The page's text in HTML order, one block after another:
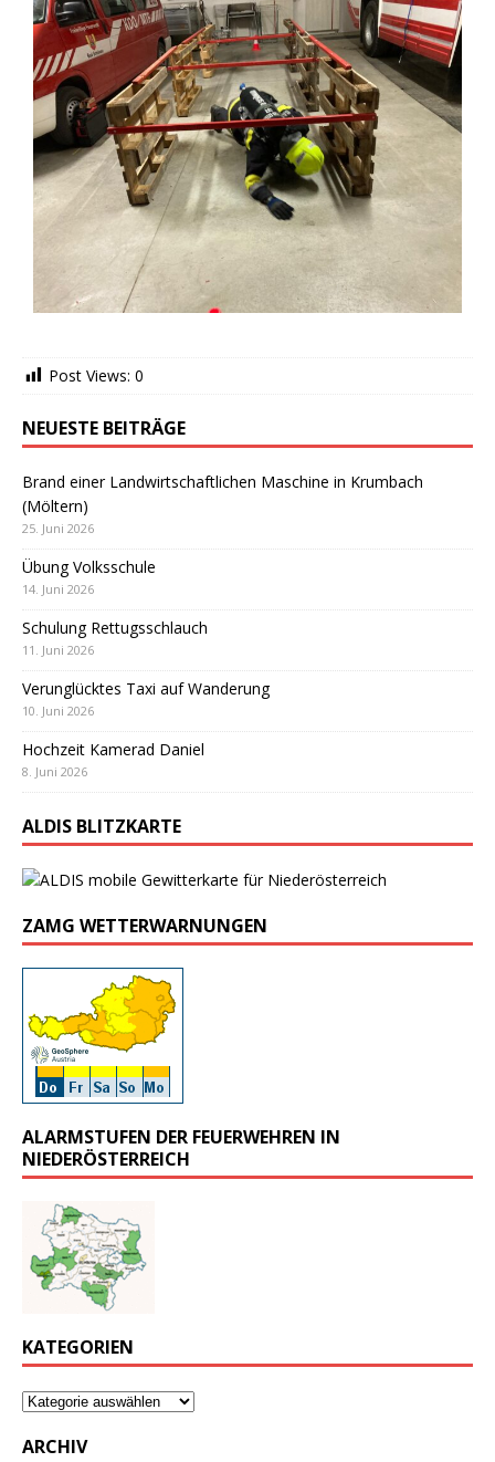
Post Views: 0
NEUESTE BEITRÄGE
Brand einer Landwirtschaftlichen Maschine in Krumbach
(Möltern)
25. Juni 2026
Übung Volksschule
14. Juni 2026
Schulung Rettugsschlauch
11. Juni 2026
Verunglücktes Taxi auf Wanderung
10. Juni 2026
Hochzeit Kamerad Daniel
8. Juni 2026
ALDIS BLITZKARTE
ZAMG WETTERWARNUNGEN
ALARMSTUFEN DER FEUERWEHREN IN
NIEDERÖSTERREICH
KATEGORIEN
ARCHIV